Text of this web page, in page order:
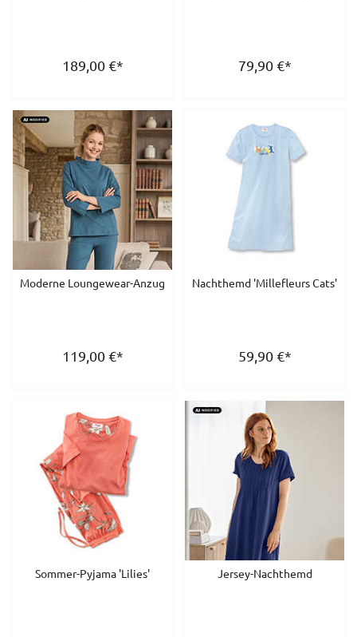
189,00€* 79,90€*
Moderne Loungewear-Anzug
119,00€*
Nachthemd 'Millefleurs Cats'
59,90€*
Sommer-Pyjama 'Lilies' Jersey-Nachthemd